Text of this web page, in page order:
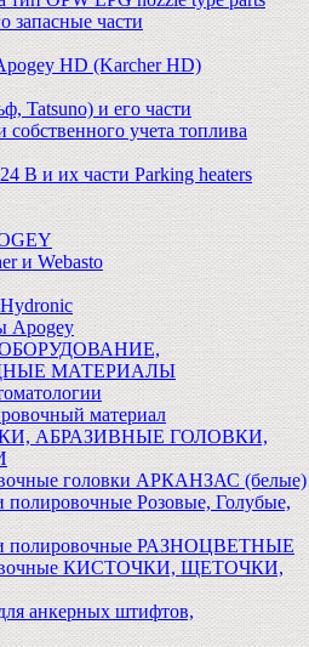
запасные части
HD (Karcher HD)
Tatsuno) и его части
учета топлива
В и их части Parking heaters
и Webasto
Apogey
МАТЕРИАЛЫ
материал
АБРАЗИВНЫЕ ГОЛОВКИ,
головки АРКАНЗАС (белые)
полировочные Розовые, Голубые,
полировочные РАЗНОЦВЕТНЫЕ
КИСТОЧКИ, ЩЕТОЧКИ,
анкерных штифтов,